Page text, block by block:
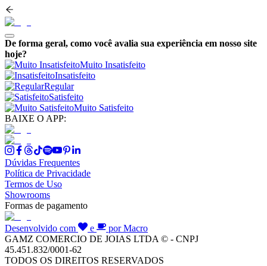
De forma geral, como você avalia sua experiência em nosso site
hoje?
Muito Insatisfeito
Insatisfeito
Regular
Satisfeito
Muito Satisfeito
BAIXE O APP:
Dúvidas Frequentes
Política de Privacidade
Termos de Uso
Showrooms
Formas de pagamento
Desenvolvido com e
por Macro
GAMZ COMERCIO DE JOIAS LTDA © - CNPJ
45.451.832/0001-62
TODOS OS DIREITOS RESERVADOS